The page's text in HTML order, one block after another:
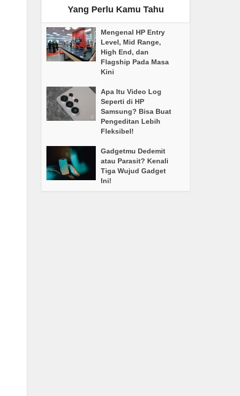
Yang Perlu Kamu Tahu
Mengenal HP Entry
Level, Mid Range,
High End, dan
Flagship Pada Masa
Kini
Apa Itu Video Log
Seperti di HP
Samsung? Bisa Buat
Pengeditan Lebih
Fleksibel!
Gadgetmu Dedemit
atau Parasit? Kenali
Tiga Wujud Gadget
Ini!